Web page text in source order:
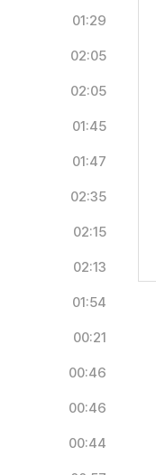
01:29
02:05
02:05
01:45
01:47
02:35
02:15
02:13
01:54
00:21
00:46
00:46
00:44